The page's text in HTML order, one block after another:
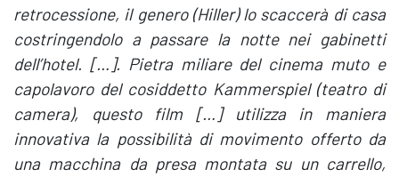
retrocessione, il genero (Hiller) lo scaccerà di casa
costringendolo a passare la notte nei gabinetti
dell’hotel. […]. Pietra miliare del cinema muto e
capolavoro del cosiddetto Kammerspiel (teatro di
camera), questo film […] utilizza in maniera
innovativa la possibilità di movimento offerto da
una macchina da presa montata su un carrello,